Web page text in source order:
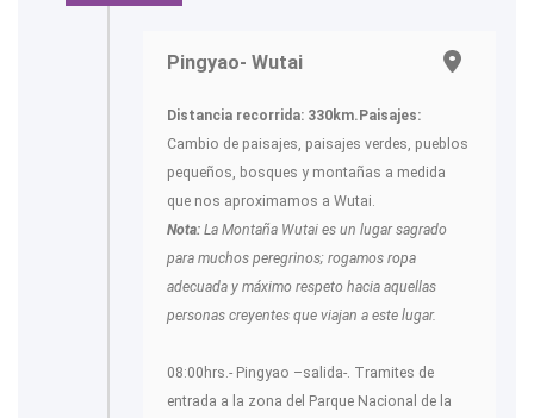
Pingyao- Wutai
Distancia recorrida: 330km.Paisajes:
Cambio de paisajes, paisajes verdes, pueblos
pequeños, bosques y montañas a medida
que nos aproximamos a Wutai.
Nota: La Montaña Wutai es un lugar sagrado
para muchos peregrinos; rogamos ropa
adecuada y máximo respeto hacia aquellas
personas creyentes que viajan a este lugar.
08:00hrs.- Pingyao –salida-. Tramites de
entrada a la zona del Parque Nacional de la